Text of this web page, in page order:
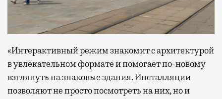
«Интерактивный режим знакомит с архитектурой
в увлекательном формате и помогает по-новому
взглянуть на знаковые здания. Инсталляции
позволяют не просто посмотреть на них, но и